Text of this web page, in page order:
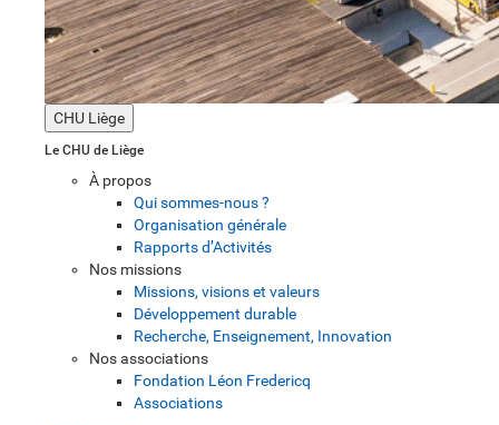
CHU Liège
Le CHU de Liège
À propos
Qui sommes-nous ?
Organisation générale
Rapports d’Activités
Nos missions
Missions, visions et valeurs
Développement durable
Recherche, Enseignement, Innovation
Nos associations
Fondation Léon Fredericq
Associations